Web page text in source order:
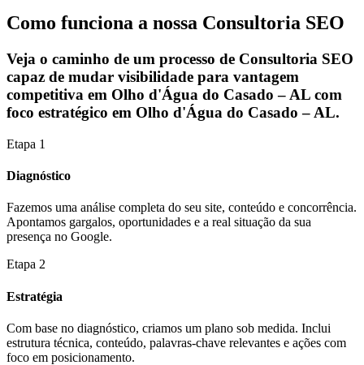
Como funciona a nossa Consultoria SEO
Veja o caminho de um processo de Consultoria SEO
capaz de mudar visibilidade para vantagem
competitiva em Olho d'Água do Casado – AL com
foco estratégico em Olho d'Água do Casado – AL.
Etapa 1
Diagnóstico
Fazemos uma análise completa do seu site, conteúdo e concorrência.
Apontamos gargalos, oportunidades e a real situação da sua
presença no Google.
Etapa 2
Estratégia
Com base no diagnóstico, criamos um plano sob medida. Inclui
estrutura técnica, conteúdo, palavras-chave relevantes e ações com
foco em posicionamento.